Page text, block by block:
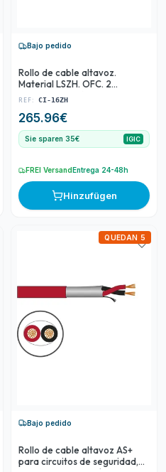
Bajo pedido
Rollo de cable altavoz.
Material LSZH. OFC. 2
conductores. Ø 1'5 mm2.
REF: CI-16ZH
265.96€
Sie sparen 35€ IGIC
FREI Versand Entrega 24-48h
Hinzufügen
Bajo pedido
Rollo de cable altavoz AS+
para circuitos de seguridad,
QUEDAN 5